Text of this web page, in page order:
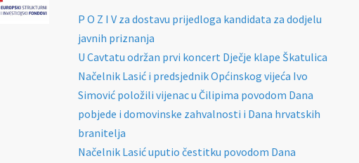
P O Z I V za dostavu prijedloga kandidata za dodjelu
javnih priznanja
U Cavtatu održan prvi koncert Dječje klape Škatulica
Načelnik Lasić i predsjednik Općinskog vijeća Ivo
Simović položili vijenac u Čilipima povodom Dana
pobjede i domovinske zahvalnosti i Dana hrvatskih
branitelja
Načelnik Lasić uputio čestitku povodom Dana